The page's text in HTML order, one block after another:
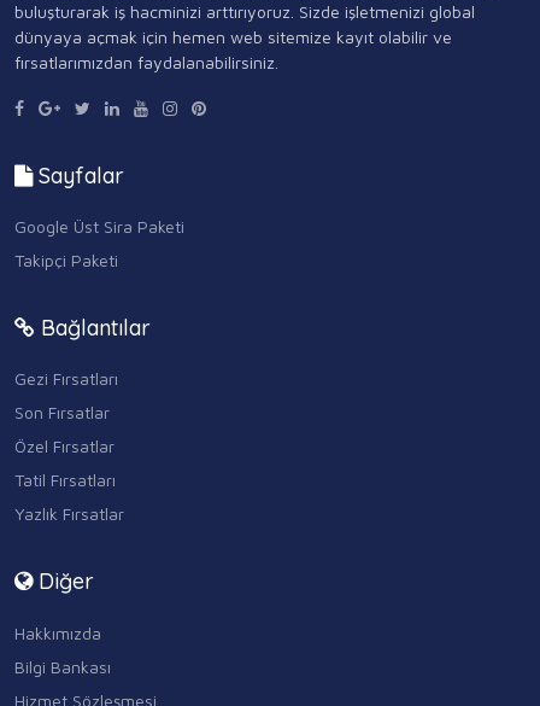
buluşturarak iş hacminizi arttırıyoruz. Sizde işletmenizi global
dünyaya açmak için hemen web sitemize kayıt olabilir ve
fırsatlarımızdan faydalanabilirsiniz.
Sayfalar
Google Üst Sira Paketi
Takipçi Paketi
Bağlantılar
Gezi Fırsatları
Son Fırsatlar
Özel Fırsatlar
Tatil Fırsatları
Yazlık Fırsatlar
Diğer
Hakkımızda
Bilgi Bankası
Hizmet Sözleşmesi